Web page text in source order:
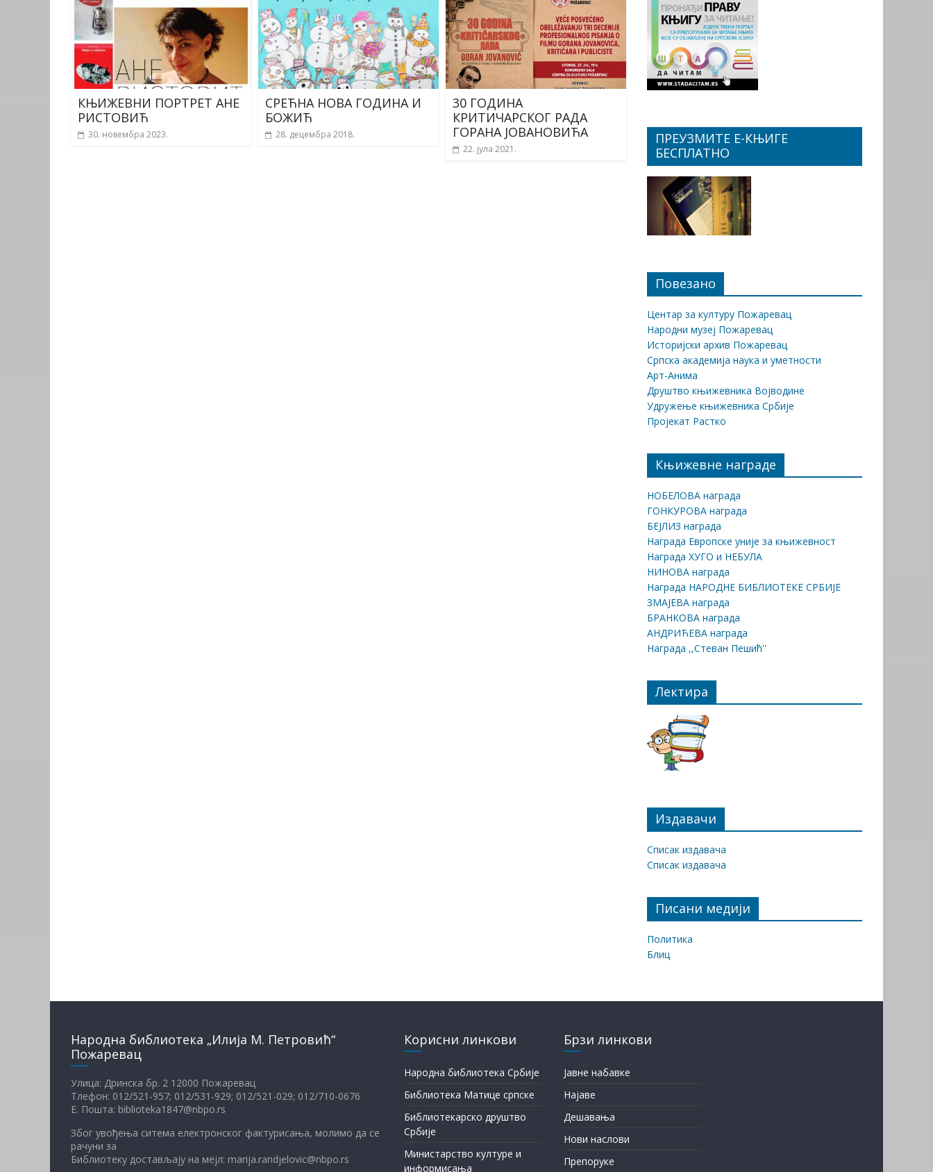
КЊИЖЕВНИ ПОРТРЕТ АНЕ
РИСТОВИЋ
30. новембра 2023.
СРЕЋНА НОВА ГОДИНА И
БОЖИЋ
28. децембра 2018.
30 ГОДИНА
КРИТИЧАРСКОГ РАДА
ГОРАНА ЈОВАНОВИЋА
22. јула 2021.
ПРЕУЗМИТЕ Е-КЊИГЕ
БЕСПЛАТНО
Повезано
Центар за културу Пожаревац
Народни музеј Пожаревац
Историјски архив Пожаревац
Српска академија наука и уметности
Арт-Анима
Друштво књижевника Војводине
Удружење књижевника Србије
Пројекат Растко
Књижевне награде
НОБЕЛОВА награда
ГОНКУРОВА награда
БЕЈЛИЗ награда
Награда Европске уније за књижевност
Награда ХУГО и НЕБУЛА
НИНОВА награда
Награда НАРОДНЕ БИБЛИОТЕКЕ СРБИЈЕ
ЗМАЈЕВА награда
БРАНКОВА награда
АНДРИЋЕВА награда
Награда ,,Стеван Пешић''
Лектира
Издавачи
Списак издавача
Списак издавача
Писани медији
Политика
Блиц
Народна библиотека „Илија М. Петровић“
Пожаревац
Улица: Дринска бр. 2 12000 Пожаревац
Тлефон: 012/521-957; 012/531-929; 012/521-029; 012/710-0676
Е. Пошта: biblioteka1847@nbpo.rs
Због увођења ситема електронског фактурисања, молимо да се
рачуни за
Библиотеку достављају на мејл: marija.randjelovic@nbpo.rs
Корисни линкови
Народна библиотека Србије
Библиотека Матице српске
Библиотекарско друштво
Србије
Министарство културе и
информисања
Брзи линкови
Јавне набавке
Најаве
Дешавања
Нови наслови
Препоруке